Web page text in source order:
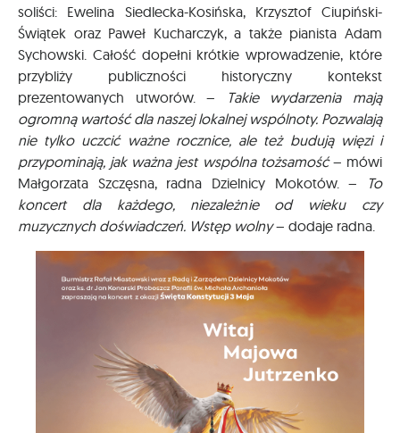
soliści: Ewelina Siedlecka-Kosińska, Krzysztof Ciupiński-
Świątek oraz Paweł Kucharczyk, a także pianista Adam
Sychowski. Całość dopełni krótkie wprowadzenie, które
przybliży publiczności historyczny kontekst
prezentowanych utworów. – Takie wydarzenia mają
ogromną wartość dla naszej lokalnej wspólnoty. Pozwalają
nie tylko uczcić ważne rocznice, ale też budują więzi i
przypominają, jak ważna jest wspólna tożsamość– mówi
Małgorzata Szczęsna, radna Dzielnicy Mokotów. –
To
koncert dla każdego, niezależnie od wieku czy
muzycznych doświadczeń. Wstęp wolny– dodaje radna.